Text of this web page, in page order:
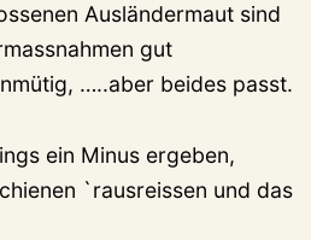
Ausländermaut sind
gut
…..aber beides passt.
ein Minus ergeben,
`rausreissen und das